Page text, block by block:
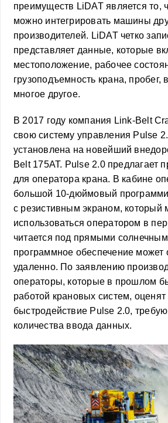
преимуществ LiDAT является то,
можно интегрировать машины
производителей. LiDAT четко
представляет данные, которые
местоположение, рабочее
грузоподъемность крана, пробег,
многое другое.
В 2017 году компания Link-Belt
свою систему управления Pulse
установлена на новейший
Belt 175AT. Pulse 2.0 предлагает
для оператора крана. В кабине
большой 10-дюймовый
с резистивным экраном, который
использоваться оператором в
читается под прямыми
программное обеспечение может
удаленно. По заявлению
операторы, которые в прошлом
работой крановых систем, оценят
быстродействие Pulse 2.0,
количества ввода данных.